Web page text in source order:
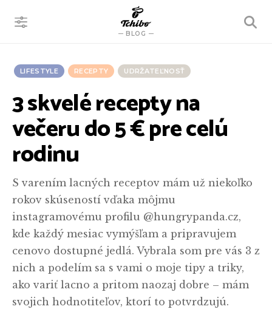
BLOG
VYHĽADÁVANIE
LIFESTYLE RECEPTY UDRŽATEĽNOSŤ
3 skvelé recepty na
večeru do 5 € pre celú
rodinu
S varením lacných receptov mám už niekoľko
rokov skúseností vďaka môjmu
instagramovému profilu @hungrypanda.cz,
kde každý mesiac vymýšľam a pripravujem
cenovo dostupné jedlá. Vybrala som pre vás 3 z
nich a podelím sa s vami o moje tipy a triky,
ako variť lacno a pritom naozaj dobre – mám
svojich hodnotiteľov, ktorí to potvrdzujú.